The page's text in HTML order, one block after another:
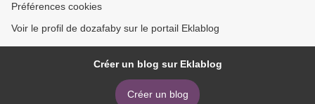
Préférences cookies
Voir le profil de dozafaby sur le portail Eklablog
Créer un blog sur Eklablog
Créer un blog